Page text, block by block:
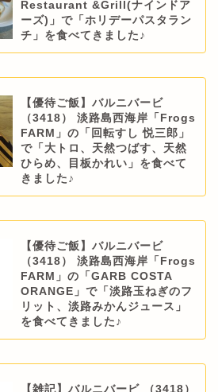
Restaurant &Grill(ナインドア
ーズ)」で「ホリデーパスタラン
チ」を食べてきました♪
【優待ご飯】バルニバービ
（3418） 淡路島西海岸「Frogs
FARM」の「回転すし 悦三郎」
で「大トロ、天然つばす、天然
ひらめ、目板かれい」を食べて
きました♪
【優待ご飯】バルニバービ
（3418） 淡路島西海岸「Frogs
FARM」の「GARB COSTA
ORANGE」で「淡路玉ねぎのフ
リット、淡路みかんジュース」
を食べてきました♪
【雑記】バルニバービ （3418）